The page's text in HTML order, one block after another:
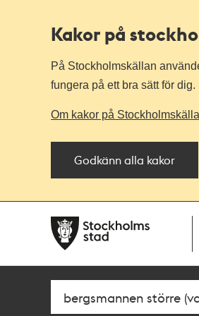
Kakor på
På Stockholmskällan
fungera på ett bra sätt för dig.
Om kakor på
Godkänn alla kakor
navigationen
huvudinnehållet
Sök